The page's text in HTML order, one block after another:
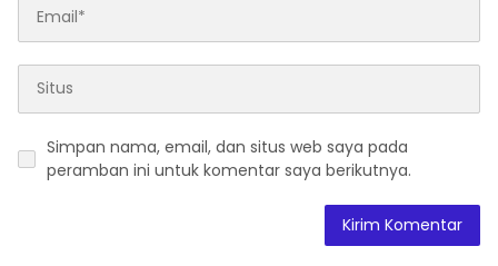
Simpan nama, email, dan situs web saya pada
peramban ini untuk komentar saya berikutnya.